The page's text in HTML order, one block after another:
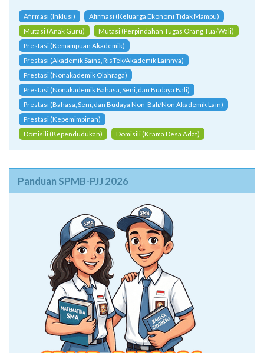
Afirmasi (Inklusi)
Afirmasi (Keluarga Ekonomi Tidak Mampu)
Mutasi (Anak Guru)
Mutasi (Perpindahan Tugas Orang Tua/Wali)
Prestasi (Kemampuan Akademik)
Prestasi (Akademik Sains, RisTek/Akademik Lainnya)
Prestasi (Nonakademik Olahraga)
Prestasi (Nonakademik Bahasa, Seni, dan Budaya Bali)
Prestasi (Bahasa, Seni, dan Budaya Non-Bali/Non Akademik Lain)
Prestasi (Kepemimpinan)
Domisili (Kependudukan)
Domisili (Krama Desa Adat)
Panduan SPMB-PJJ 2026